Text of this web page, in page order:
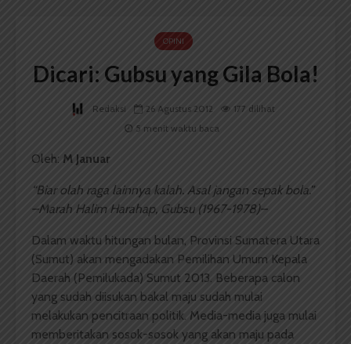
OPINI
Dicari: Gubsu yang Gila Bola!
Redaksi 26 Agustus 2012
177 dilihat
5 menit waktu baca
Oleh: M Januar
“Biar olah raga lainnya kalah. Asal jangan sepak bola.”
–Marah Halim Harahap, Gubsu (1967-1978)–
Dalam waktu hitungan bulan, Provinsi Sumatera Utara
(Sumut) akan mengadakan Pemilihan Umum Kepala
Daerah (Pemilukada) Sumut 2013. Beberapa calon
yang sudah diisukan bakal maju sudah mulai
melakukan pencitraan politik. Media-media juga mulai
memberitakan sosok-sosok yang akan maju pada